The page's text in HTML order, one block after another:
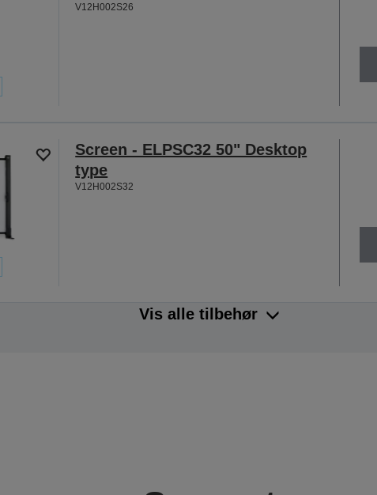
V12H002S26
Screen - ELPSC32 50" Desktop
type
V12H002S32
Vis alle tilbehør